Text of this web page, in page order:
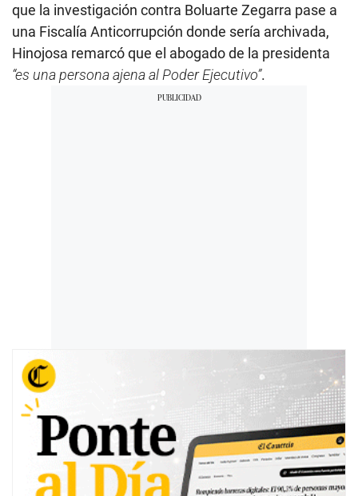
que la investigación contra Boluarte Zegarra pase a
una Fiscalía Anticorrupción donde sería archivada,
Hinojosa remarcó que el abogado de la presidenta
“es una persona ajena al Poder Ejecutivo”.